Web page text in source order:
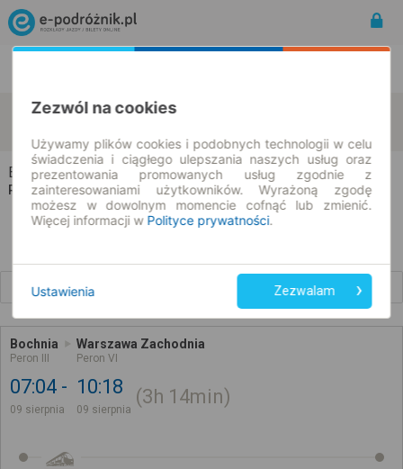
Bochnia Warszawa
Bochnia → Warszawa
Rozkład jazdy i bilety
Bochnia
Peron III
Warszawa Zachodnia
Peron VI
07:04
09 sierpnia
10:18
09 sierpnia
3h 14min
Zezwól na cookies
Używamy plików cookies i podobnych technologii w celu
świadczenia i ciągłego ulepszania naszych usług oraz
prezentowania promowanych usług zgodnie z
zainteresowaniami użytkowników. Wyrażoną zgodę
możesz w dowolnym momencie cofnąć lub zmienić.
Więcej informacji w Polityce prywatności.
Ustawienia Zezwalam